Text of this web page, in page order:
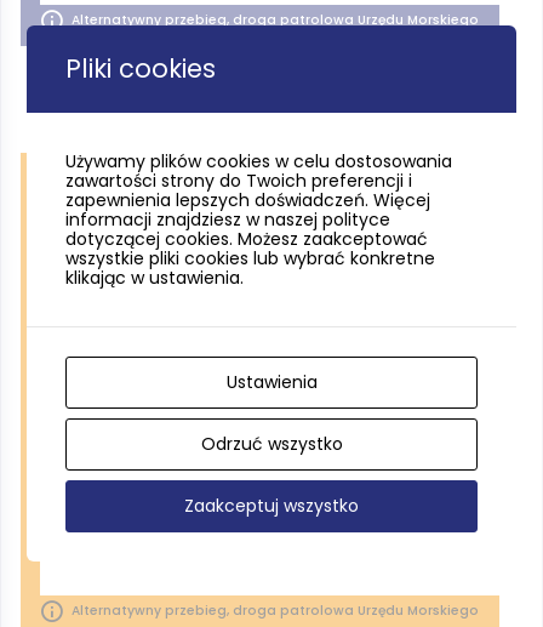
Alternatywny przebieg, droga patrolowa Urzędu Morskiego
Alternatywny przebieg, droga patrolowa Urzędu Morskiego
Pliki cookies
Używamy plików cookies w celu dostosowania
zawartości strony do Twoich preferencji i
zapewnienia lepszych doświadczeń. Więcej
informacji znajdziesz w naszej polityce
dotyczącej cookies. Możesz zaakceptować
wszystkie pliki cookies lub wybrać konkretne
klikając w ustawienia.
Ustawienia
Odrzuć wszystko
Zaakceptuj wszystko